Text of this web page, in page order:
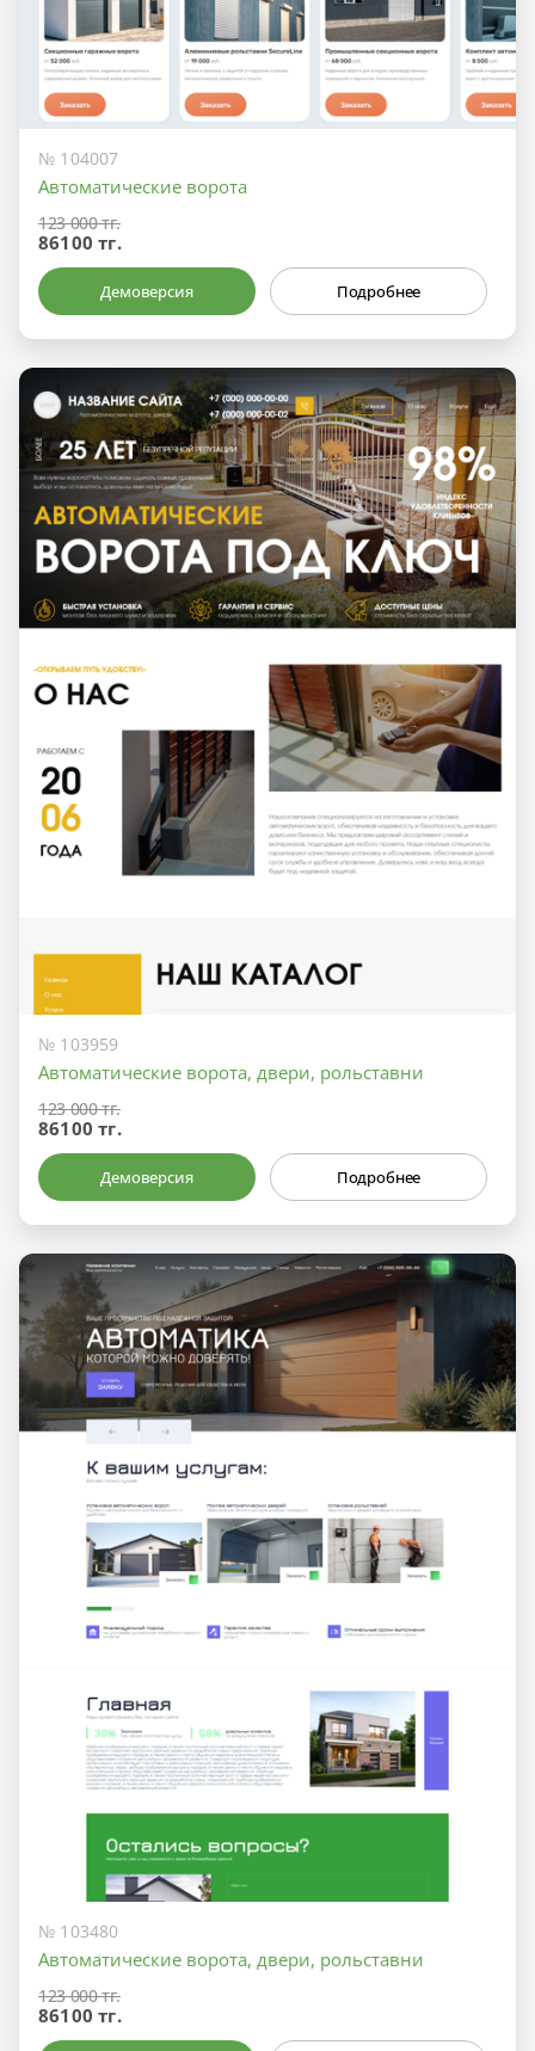
№ 104007
Автоматические ворота
123 000 тг.
86100 тг.
Демоверсия Подробнее
№ 103959
Автоматические ворота, двери, рольставни
123 000 тг.
86100 тг.
Демоверсия Подробнее
№ 103480
Автоматические ворота, двери, рольставни
123 000 тг.
86100 тг.